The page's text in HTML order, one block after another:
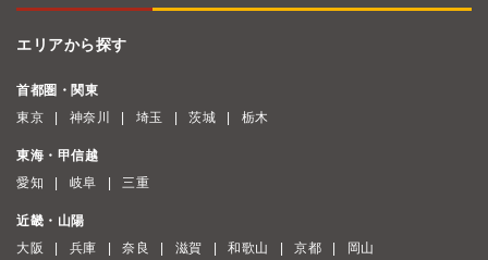
エリアから探す
首都圏・関東
東京
神奈川 埼玉 茨城 栃木
東海・甲信越
愛知
岐阜 三重
近畿・山陽
大阪
兵庫 奈良 滋賀 和歌山 京都 岡山